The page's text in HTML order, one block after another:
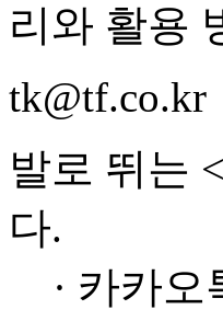
리와 활용
tk@tf.co.kr
발로 뛰는
다.
· 카카